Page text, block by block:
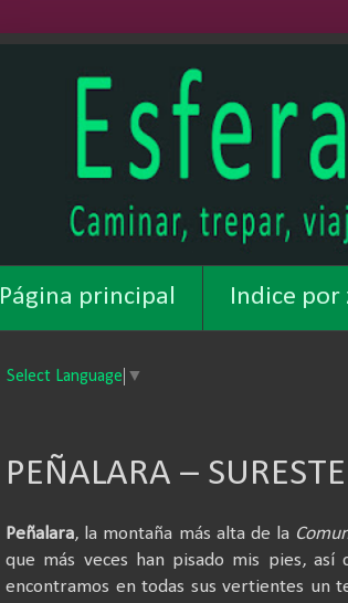
Página principal Indice por
Select Language ▼
PEÑALARA –
Peñalara, la montaña más alta de la
que más veces han pisado mis pies,
encontramos en todas sus vertientes un